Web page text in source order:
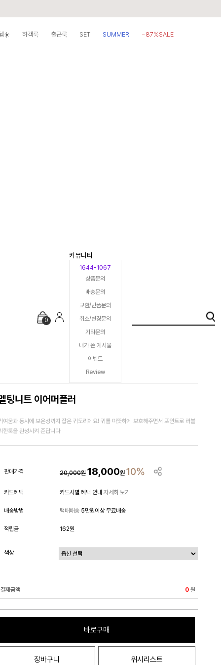
☀️ 하객룩 출근룩 SET SUMMER ~87%SALE
0
커뮤니티
1644-1067
상품문의
배송문의
교환/반품문의
취소/변경문의
기타문의
내가 쓴 게시물
이벤트
Review
팅니트 이어머플러
여움과 동시에 보온성까지 잡은 귀도리에요! 귀를 따뜻하게 보호해주면서 포인트로 러블
한룩을 완성시켜 준답니다
판매가격 20,000원 18,000원 10%
카드혜택 카드사별 혜택 안내 자세히 보기
배송방법 택배배송 5만원이상 무료배송
적립금 162원
색상
결제금액 0 원
바로구매
장바구니 위시리스트